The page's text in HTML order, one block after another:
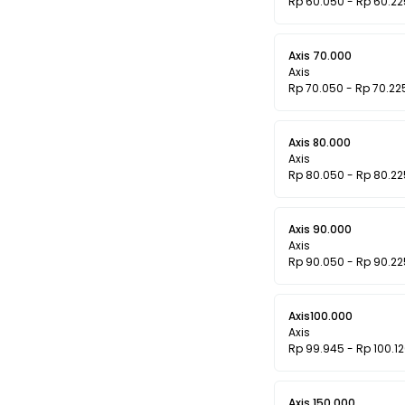
Axis 70.000
Axis
Rp 70.050 - Rp
Axis 80.000
Axis
Rp 80.050 - Rp
Axis 90.000
Axis
Rp 90.050 - Rp
Axis100.000
Axis
Rp 99.945 - Rp